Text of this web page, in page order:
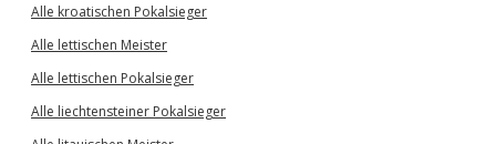
Alle kroatischen Pokalsieger
Alle lettischen Meister
Alle lettischen Pokalsieger
Alle liechtensteiner Pokalsieger